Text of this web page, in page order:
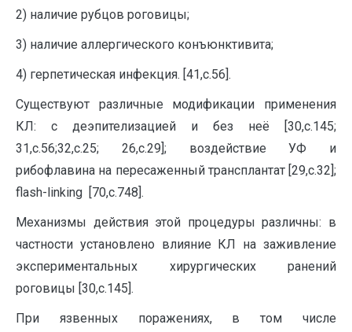
2) наличие рубцов роговицы;
3) наличие аллергического конъюнктивита;
4) герпетическая инфекция. [41,с.56].
Существуют различные модификации применения
КЛ: с деэпителизацией и без неё [30,с.145;
31,с.56;32,с.25; 26,с.29]; воздействие УФ и
рибофлавина на пересаженный трансплантат [29,с.32];
flash-linking [70,с.748].
Механизмы действия этой процедуры различны: в
частности установлено влияние КЛ на заживление
экспериментальных хирургических ранений
роговицы [30,с.145].
При язвенных поражениях, в том числе